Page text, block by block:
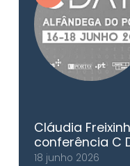
Cláudia
conferência C
18 junho 2026